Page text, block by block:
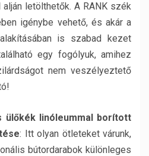
letölthetők. A RANK szék
igénybe vehető, és akár a
is szabad kezet
egy fogólyuk, amihez
nem veszélyeztető
ülőkék linóleummal borított
: Itt olyan ötleteket várunk,
bútordarabok különleges